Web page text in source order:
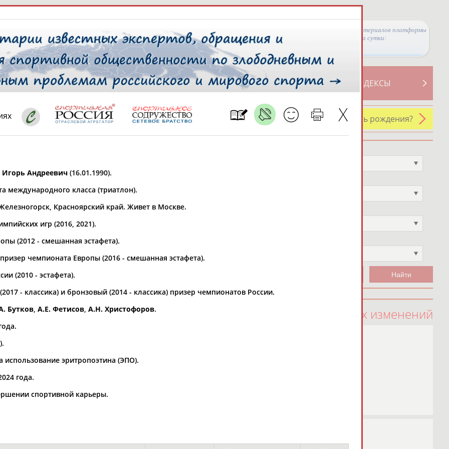
Просмотры материалов платформы
за сутки:
СВОДНЫЕ ИНДЕКСЫ
ТАБЛО АКТИВНОСТИ
РЕСУРСНАЯ ПЛОЩАДКА
У кого сегодня день рождения?
проживания
рождения
100 последних изменений
Андреевич (16.01.1990).
международного класса (триатлон).
Красноярский край. Живет в Москве.
игр (2016, 2021).
(2012 - смешанная эстафета).
чемпионата Европы (2016 - смешанная эстафета).
(2010 - эстафета).
- классика) и бронзовый (2014 - классика) призер чемпионатов России.
Бутков А.Е. Фетисов А.Н. Христофоров.
эритропоэтина (ЭПО).
года.
спортивной карьеры.